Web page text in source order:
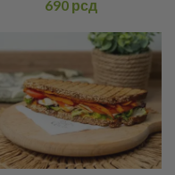
690 рсд